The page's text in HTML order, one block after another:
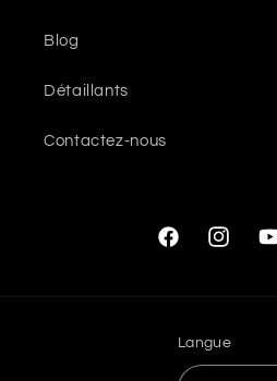
Blog
Détaillants
Contactez-nous
Facebook
Langue